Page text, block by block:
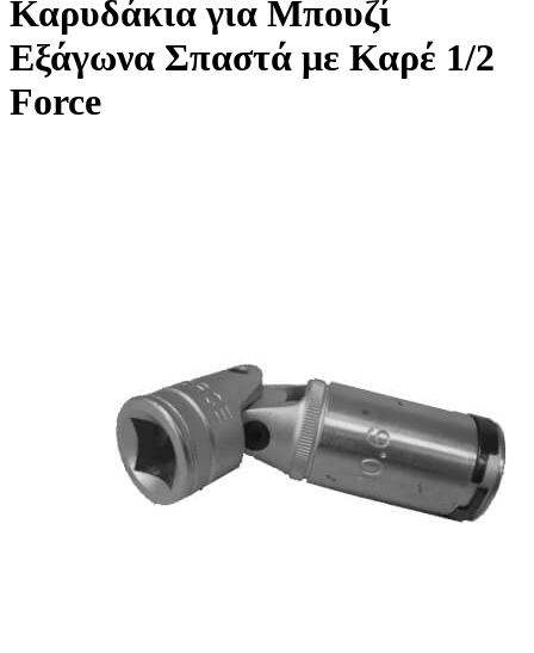
Καρυδάκια για Μπουζί
Εξάγωνα Σπαστά με Καρέ 1/2
Force